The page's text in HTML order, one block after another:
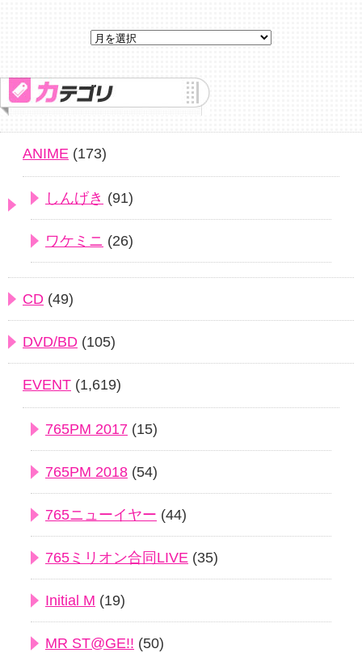
ANIME (173)
しんげき (91)
ワケミニ (26)
CD (49)
DVD/BD (105)
EVENT (1,619)
765PM 2017 (15)
765PM 2018 (54)
765ニューイヤー (44)
765ミリオン合同LIVE (35)
Initial M (19)
MR ST@GE!! (50)